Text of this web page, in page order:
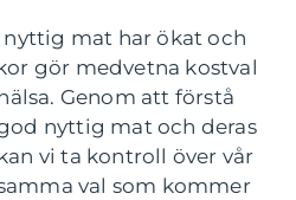
mat har ökat och
gör medvetna kostval
Genom att förstå
nyttig mat och deras
vi ta kontroll över vår
val som kommer